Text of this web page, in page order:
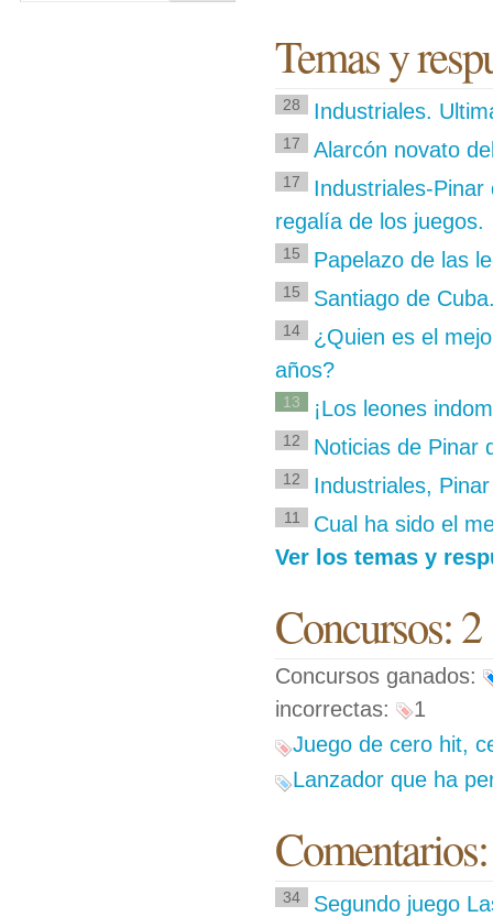
Temas y
28 Industriales.
17 Alarcón novato
17
Industriales-
regalía de los juegos.
15 Papelazo de las
15 Santiago de
14
¿Quien es el
años?
13 ¡Los leones
12 Noticias de Pinar
12 Industriales,
11
Cual ha sido el
Ver los temas y
Concursos: 2
Concursos ganados:
incorrectas:
1
Juego de cero hit,
Lanzador que ha
34 Segundo juego